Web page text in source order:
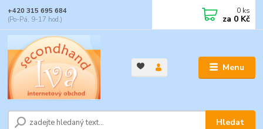
Menu
Hledat
+420 315 695 684
(Po-Pá, 9-17 hod.)
0 ks
za 0 Kč